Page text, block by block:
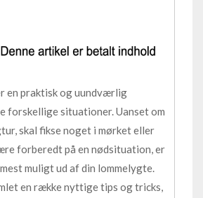
en praktisk og uundværlig
forskellige situationer. Uanset om
skal fikse noget i mørket eller
forberedt på en nødsituation, er
muligt ud af din lommelygte.
en række nyttige tips og tricks,